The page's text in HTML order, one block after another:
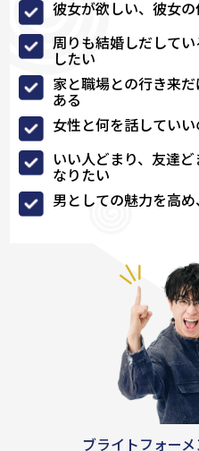
彼女が欲しい、彼女
周りも結婚しだして
したい
家と職場との行き来
ある
女性と何を話してい
いい人どまり、友達
なりたい
男としての魅力を高
ブライトフォー